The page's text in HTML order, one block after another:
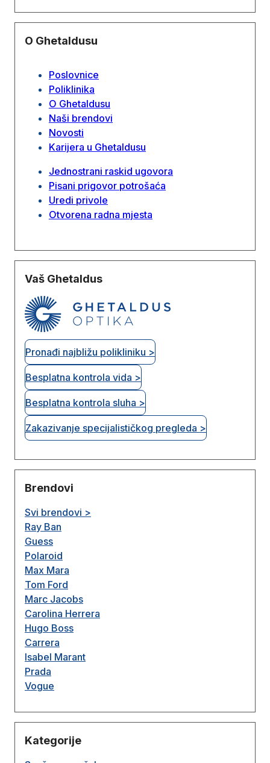
O Ghetaldusu
Poslovnice
Poliklinika
O Ghetaldusu
Naši brendovi
Novosti
Karijera u Ghetaldusu
Jednostrani raskid ugovora
Pisani prigovor potrošaća
Uredi privole
Otvorena radna mjesta
Vaš Ghetaldus
Pronađi najbližu polikliniku >
Besplatna kontrola vida >
Besplatna kontrola sluha >
Zakazivanje specijalističkog pregleda >
Brendovi
Svi brendovi >
Ray Ban
Guess
Polaroid
Max Mara
Tom Ford
Marc Jacobs
Carolina Herrera
Hugo Boss
Carrera
Isabel Marant
Prada
Vogue
Kategorije